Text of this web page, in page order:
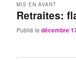
Retraites:
MIS EN AVANT
Publié ledécembre